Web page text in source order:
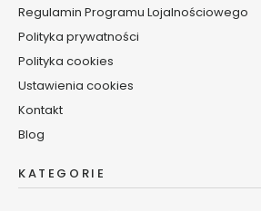
a
n
i
B
s
a
Regulamin Programu Lojalnościowego
Polityka prywatności
Polityka cookies
Ustawienia cookies
Kontakt
Blog
KATEGORIE